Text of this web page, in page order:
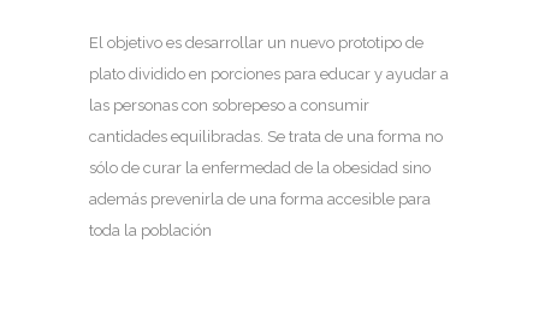
El objetivo es desarrollar un nuevo prototipo de
plato dividido en porciones para educar y ayudar a
las personas con sobrepeso a consumir
cantidades equilibradas. Se trata de una forma no
sólo de curar la enfermedad de la obesidad sino
además prevenirla de una forma accesible para
toda la población